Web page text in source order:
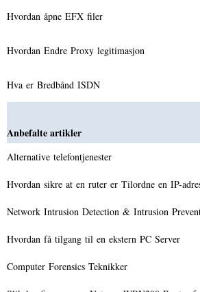
Hvordan åpne EFX filer
Hvordan Endre Proxy legitimasjon
Hva er Bredbånd ISDN
Anbefalte artikler
Alternative telefontjenester
Hvordan sikre at en ruter er Tilordne en IP-
Network Intrusion Detection & Intrusion
Hvordan få tilgang til en ekstern PC Server
Computer Forensics Teknikker